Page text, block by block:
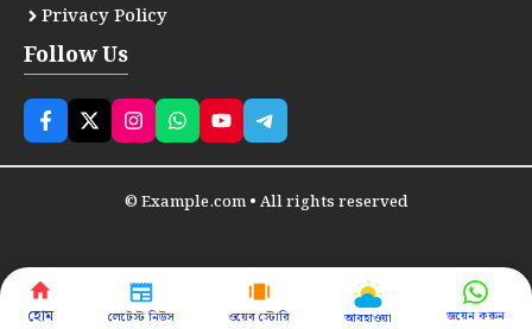
Privacy Policy
Follow Us
© Example.com • All rights reserved
হোম লেটেস্ট নিউস ওয়েব স্টোরি আবহাওয়া জয়েন করুন